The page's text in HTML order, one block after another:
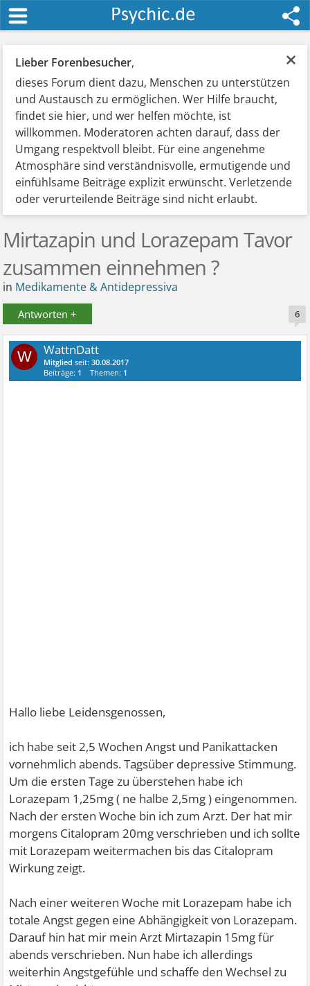
×
Lieber Forenbesucher,
dieses Forum dient dazu, Menschen zu unterstützen
und Austausch zu ermöglichen. Wer Hilfe braucht,
findet sie hier, und wer helfen möchte, ist
willkommen. Moderatoren achten darauf, dass der
Umgang respektvoll bleibt. Für eine angenehme
Atmosphäre sind verständnisvolle, ermutigende und
einfühlsame Beiträge explizit erwünscht. Verletzende
oder verurteilende Beiträge sind nicht erlaubt.
Mirtazapin und Lorazepam Tavor
zusammen einnehmen ?
in Medikamente & Antidepressiva
Antworten + 6
W WattnDatt
Mitglied seit:30.08.2017
Beiträge: 1 Themen: 1
Hallo liebe Leidensgenossen,
ich habe seit 2,5 Wochen Angst und Panikattacken
vornehmlich abends. Tagsüber depressive Stimmung.
Um die ersten Tage zu überstehen habe ich
Lorazepam 1,25mg ( ne halbe 2,5mg ) eingenommen.
Nach der ersten Woche bin ich zum Arzt. Der hat mir
morgens Citalopram 20mg verschrieben und ich sollte
mit Lorazepam weitermachen bis das Citalopram
Wirkung zeigt.
Nach einer weiteren Woche mit Lorazepam habe ich
totale Angst gegen eine Abhängigkeit von Lorazepam.
Darauf hin hat mir mein Arzt Mirtazapin 15mg für
abends verschrieben. Nun habe ich allerdings
weiterhin Angstgefühle und schaffe den Wechsel zu